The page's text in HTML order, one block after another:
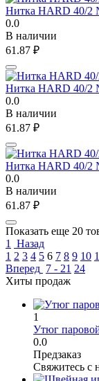
Нитка HARD 40/2
0.0
В наличии
61.87 ₽
Нитка HARD 40/2
0.0
В наличии
61.87 ₽
Нитка HARD 40/2
0.0
В наличии
61.87 ₽
Показать еще 20
1
Назад
1 2 3 4 5 6 7 8 9 10
Вперед 7 - 21 24
Хиты продаж
1
Утюг
0.0
Предзаказ
Свяжитесь с